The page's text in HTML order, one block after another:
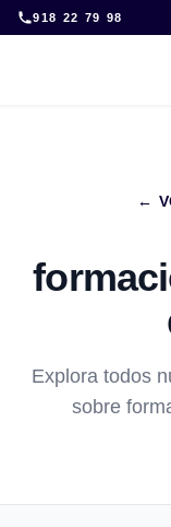
Skip
to
918 22 79 98
←
Explora todos
sobre